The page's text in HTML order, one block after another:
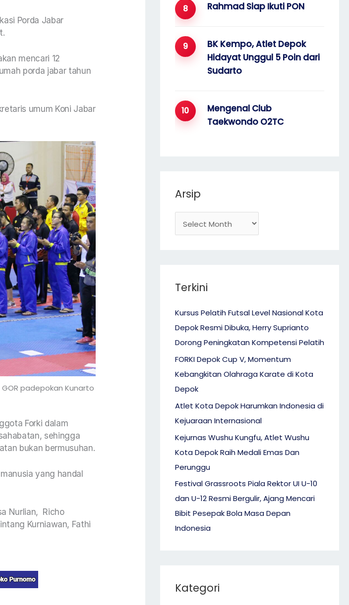
Porda Jabar
mencari 12
porda jabar tahun
umum Koni Jabar
padepokan Kunarto
Forki dalam
sehingga
bukan bermusuhan.
yang handal
Nurlian, Richo
Kurniawan, Fathi
Rahmad Siap Ikuti PON
BK Kempo, Atlet Depok
Hidayat Unggul 5 Poin dari
Sudarto
Mengenal Club
Taekwondo O2TC
Arsip
Terkini
Kursus Pelatih Futsal Level Nasional Kota
Depok Resmi Dibuka, Herry Suprianto
Dorong Peningkatan Kompetensi Pelatih
FORKI Depok Cup V, Momentum
Kebangkitan Olahraga Karate di Kota
Depok
Atlet Kota Depok Harumkan Indonesia di
Kejuaraan Internasional
Kejurnas Wushu Kungfu, Atlet Wushu
Kota Depok Raih Medali Emas Dan
Perunggu
Festival Grassroots Piala Rektor UI U-10
dan U-12 Resmi Bergulir, Ajang Mencari
Bibit Pesepak Bola Masa Depan
Indonesia
Kategori